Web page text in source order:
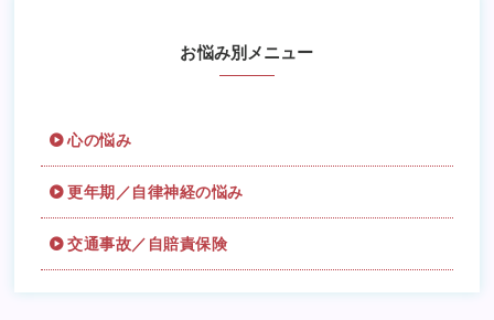
お悩み別メニュー
心の悩み
更年期／自律神経の悩み
交通事故／自賠責保険